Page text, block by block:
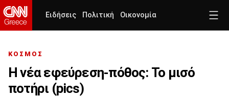
Ειδήσεις Πολιτική Οικονομία
ΚΟΣΜΟΣ
Η νέα εφεύρεση-πόθος: Το μισό
ποτήρι (pics)